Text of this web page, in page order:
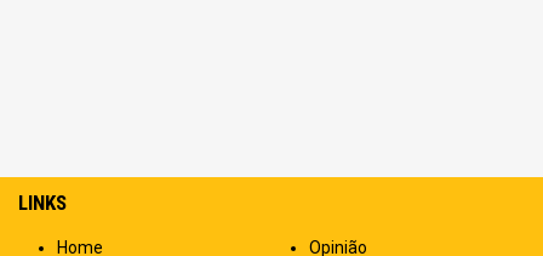
LINKS
Home Opinião